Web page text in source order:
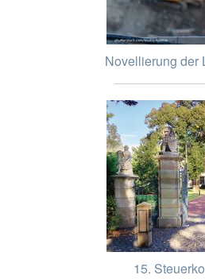
Novellierung der
15.